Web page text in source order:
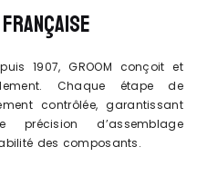
1907, GROOM conçoit et
Chaque étape de
contrôlée, garantissant
d’assemblage
des composants.